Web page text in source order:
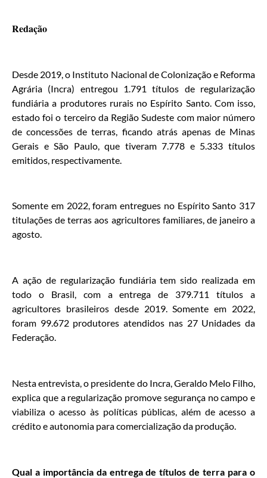
Redação
Desde 2019, o Instituto Nacional de Colonização e Reforma
Agrária (Incra) entregou 1.791 títulos de regularização
fundiária a produtores rurais no Espírito Santo. Com isso,
estado foi o terceiro da Região Sudeste com maior número
de concessões de terras, ficando atrás apenas de Minas
Gerais e São Paulo, que tiveram 7.778 e 5.333 títulos
emitidos, respectivamente.
Somente em 2022, foram entregues no Espírito Santo 317
titulações de terras aos agricultores familiares, de janeiro a
agosto.
A ação de regularização fundiária tem sido realizada em
todo o Brasil, com a entrega de 379.711 títulos a
agricultores brasileiros desde 2019. Somente em 2022,
foram 99.672 produtores atendidos nas 27 Unidades da
Federação.
Nesta entrevista, o presidente do Incra, Geraldo Melo Filho,
explica que a regularização promove segurança no campo e
viabiliza o acesso às políticas públicas, além de acesso a
crédito e autonomia para comercialização da produção.
Qual a importância da entrega de títulos de terra para o